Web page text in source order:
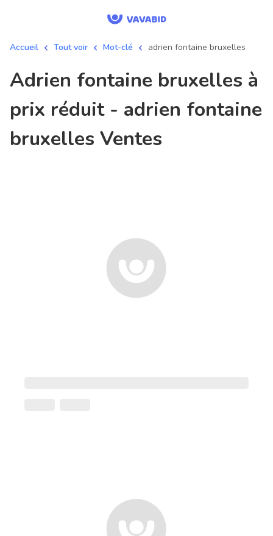
Accueil Tout voir Mot-clé adrien fontaine bruxelles
adrien fontaine bruxelles à
prix réduit - adrien fontaine
bruxelles Ventes